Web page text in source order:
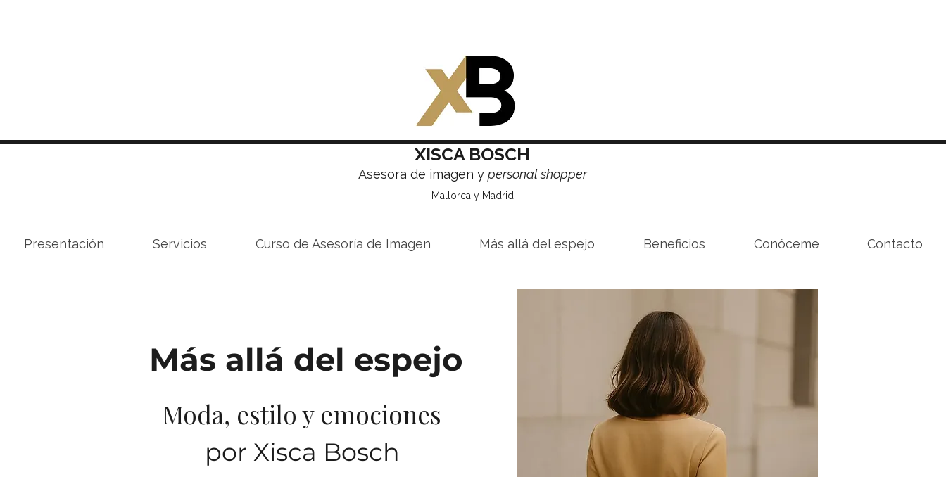
Presentación Servicios Curso de Asesoría de Imagen Más allá del espejo Beneficios Conóceme Contacto
XISCA BOSCH
Asesora de imagen y personal shopper
Mallorca y Madrid
Moda, estilo y emociones
por Xisca Bosch
Más allá del espejo